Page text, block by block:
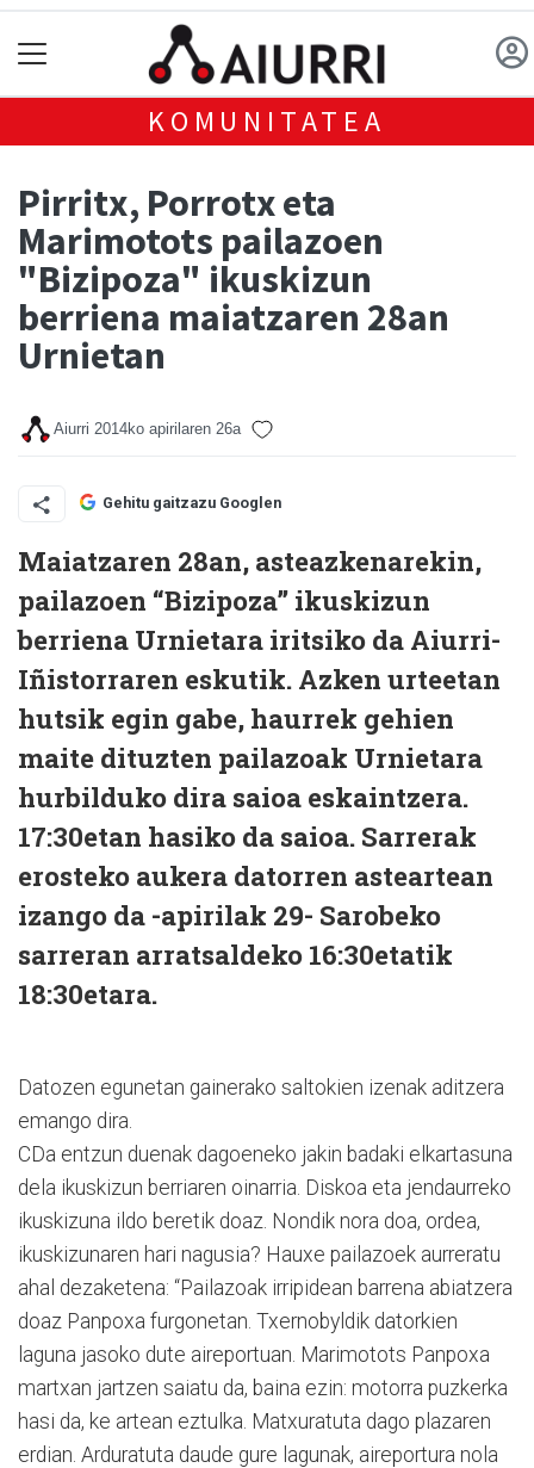
KOMUNITATEA
Pirritx, Porrotx eta
Marimotots pailazoen
"Bizipoza" ikuskizun
berriena maiatzaren 28an
Urnietan
Aiurri 2014ko apirilaren 26a
Gehitu gaitzazu Googlen
Maiatzaren 28an, asteazkenarekin,
pailazoen “Bizipoza” ikuskizun
berriena Urnietara iritsiko da Aiurri-
Iñistorraren eskutik. Azken urteetan
hutsik egin gabe, haurrek gehien
maite dituzten pailazoak Urnietara
hurbilduko dira saioa eskaintzera.
17:30etan hasiko da saioa. Sarrerak
erosteko aukera datorren asteartean
izango da -apirilak 29- Sarobeko
sarreran arratsaldeko 16:30etatik
18:30etara.
Datozen egunetan gainerako saltokien izenak aditzera
emango dira.
CDa entzun duenak dagoeneko jakin badaki elkartasuna
dela ikuskizun berriaren oinarria. Diskoa eta jendaurreko
ikuskizuna ildo beretik doaz. Nondik nora doa, ordea,
ikuskizunaren hari nagusia? Hauxe pailazoek aurreratu
ahal dezaketena: “Pailazoak irripidean barrena abiatzera
doaz Panpoxa furgonetan. Txernobyldik datorkien
laguna jasoko dute aireportuan. Marimotots Panpoxa
martxan jartzen saiatu da, baina ezin: motorra puzkerka
hasi da, ke artean eztulka. Matxuratuta dago plazaren
erdian. Arduratuta daude gure lagunak, aireportura nola